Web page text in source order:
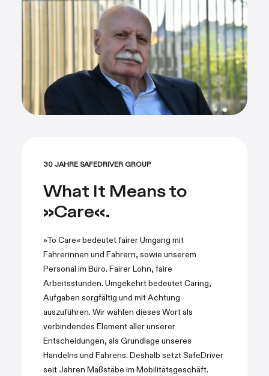
30 JAHRE SAFEDRIVER GROUP
What It Means to
»Care«.
»To Care« bedeutet fairer Umgang mit
Fahrerinnen und Fahrern, sowie unserem
Personal im Büro. Fairer Lohn, faire
Arbeitsstunden. Umgekehrt bedeutet Caring,
Aufgaben sorgfältig und mit Achtung
auszuführen. Wir wählen dieses Wort als
verbindendes Element aller unserer
Entscheidungen, als Grundlage unseres
Handelns und Fahrens. Deshalb setzt SafeDriver
seit Jahren Maßstäbe im Mobilitätsgeschäft.